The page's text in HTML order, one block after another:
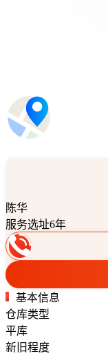
陈华
服务选址6年
基本信息
仓库类型
平库
新旧程度